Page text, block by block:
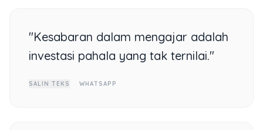
"Kesabaran dalam mengajar adalah
investasi pahala yang tak ternilai."
SALIN TEKS WHATSAPP